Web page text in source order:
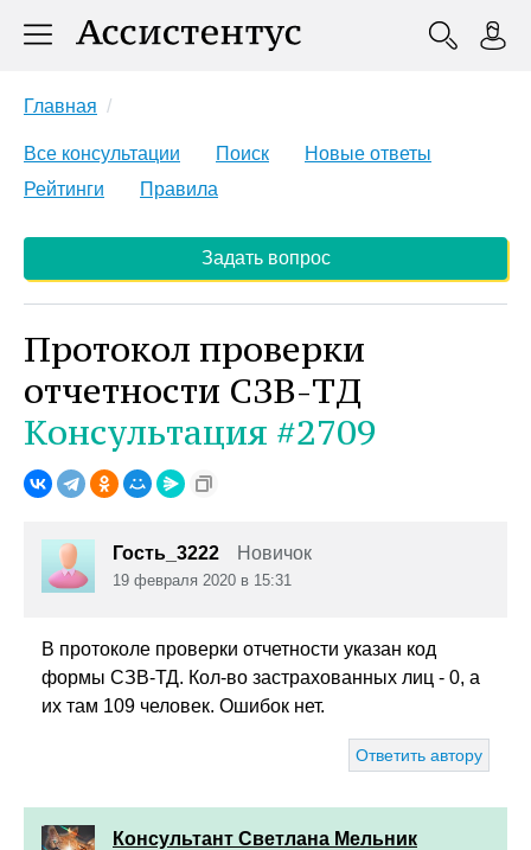
Главная
Все консультации Поиск
Новые ответы
Рейтинги
Правила
Задать вопрос
Протокол проверки
отчетности СЗВ-ТД
Консультация #2709
Гость_3222 Новичок
19 февраля 2020 в 15:31
В протоколе проверки отчетности указан код
формы СЗВ-ТД. Кол-во застрахованных лиц - 0, а
их там 109 человек. Ошибок нет.
Ответить автору
Консультант Светлана Мельник